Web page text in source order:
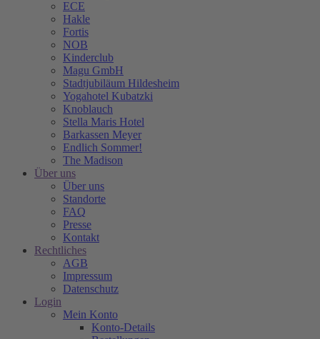
ECE
Hakle
Fortis
NOB
Kinderclub
Magu GmbH
Stadtjubiläum Hildesheim
Yogahotel Kubatzki
Knoblauch
Stella Maris Hotel
Barkassen Meyer
Endlich Sommer!
The Madison
Über uns
Über uns
Standorte
FAQ
Presse
Kontakt
Rechtliches
AGB
Impressum
Datenschutz
Login
Mein Konto
Konto-Details